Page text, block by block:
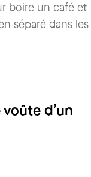
boire un café et
séparé dans les
d’un